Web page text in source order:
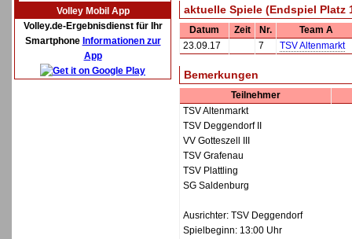
Volley Mobil App
Volley.de-Ergebnisdienst für Ihr
Smartphone Informationen zur
App
aktuelle Spiele (Endspiel Platz
Datum Zeit Nr.
Team A
23.09.17
7 TSV Altenmarkt
Bemerkungen
Teilnehmer
TSV Altenmarkt
TSV Deggendorf II
VV Gotteszell III
TSV Grafenau
TSV Plattling
SG Saldenburg
Ausrichter: TSV Deggendorf
Spielbeginn: 13:00 Uhr